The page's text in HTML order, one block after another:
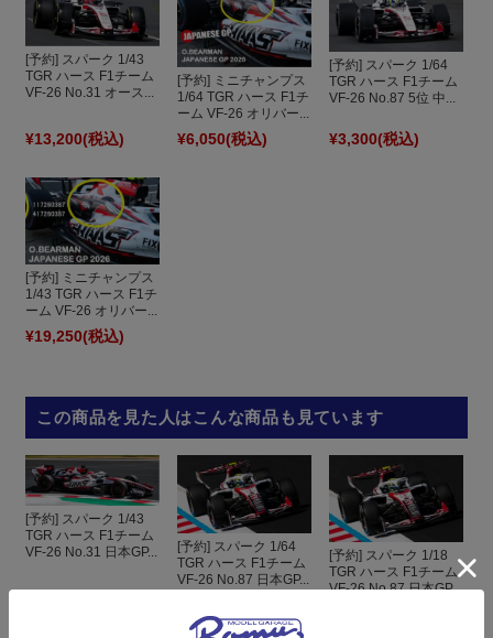
[予約] スパーク 1/43
TGR ハース F1チーム
VF-26 No.31 オース...
¥13,200(税込)
[予約] ミニチャンプス
1/64 TGR ハース F1チ
ーム VF-26 オリバー...
¥6,050(税込)
[予約] スパーク 1/64
TGR ハース F1チーム
VF-26 No.87 5位 中...
¥3,300(税込)
[予約] ミニチャンプス
1/43 TGR ハース F1チ
ーム VF-26 オリバー...
¥19,250(税込)
この商品を見た人はこんな商品も見ています
[予約] スパーク 1/43
TGR ハース F1チーム
VF-26 No.31 日本GP...
[予約] スパーク 1/64
TGR ハース F1チーム
VF-26 No.87 日本GP...
¥3,300
[予約] スパーク 1/18
TGR ハース F1チーム
VF-26 No.87 日本GP...